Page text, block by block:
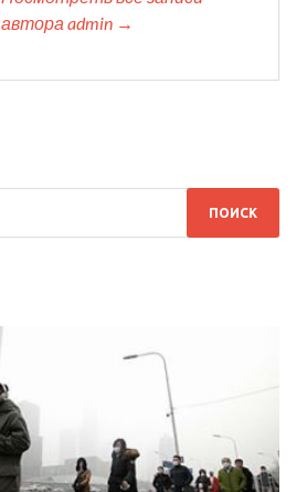
автора admin →